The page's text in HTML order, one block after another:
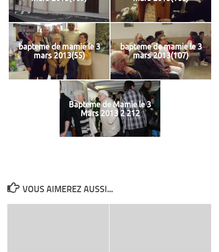
bapteme de mamie le 3
mars 2013(55)
bapteme de mamie le 3
mars 2013(107)
Bapteme de Mamie le 3
Mars 2013 2 212
VOUS AIMEREZ AUSSI...